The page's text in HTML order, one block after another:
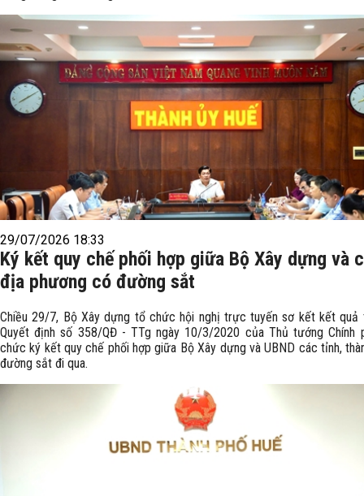
29/07/2026 18:33
Ký kết quy chế phối hợp giữa Bộ Xây dựng và
địa phương có đường sắt
Chiều 29/7, Bộ Xây dựng tổ chức hội nghị trực tuyến sơ kết kết quả
Quyết định số 358/QĐ - TTg ngày 10/3/2020 của Thủ tướng Chính
chức ký kết quy chế phối hợp giữa Bộ Xây dựng và UBND các tỉnh,
đường sắt đi qua.